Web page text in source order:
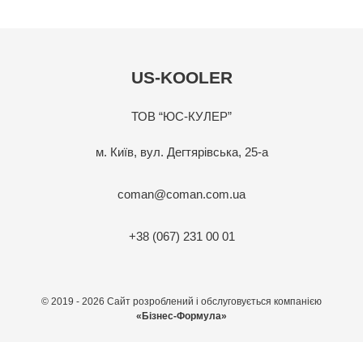
US-KOOLER
ТОВ “ЮС-КУЛЕР”
м. Київ, вул. Дегтярівська, 25-а
coman@coman.com.ua
+38 (067) 231 00 01
© 2019 - 2026 Сайт розроблений і обслуговується компанією
«Бізнес-Формула»